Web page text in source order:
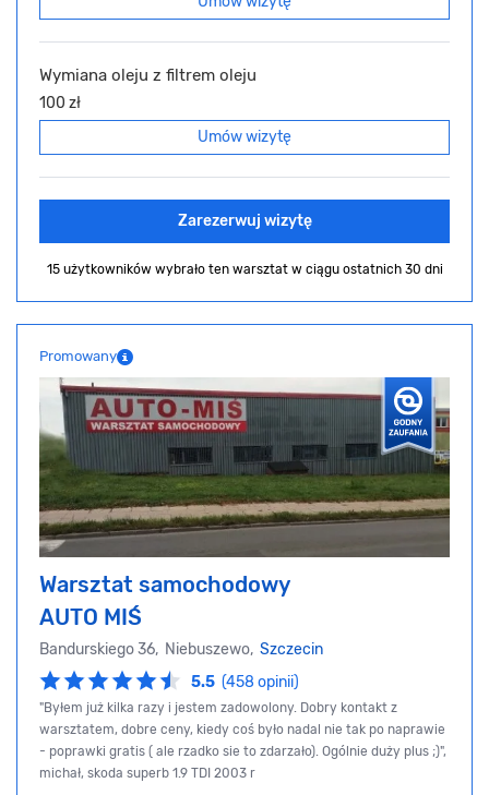
Wymiana oleju z filtrem oleju
100 zł
Umów wizytę
Zarezerwuj wizytę
15 użytkowników wybrało ten warsztat w ciągu ostatnich 30 dni
Promowany
Warsztat samochodowy
AUTO MIŚ
Bandurskiego 36, Niebuszewo, Szczecin
5.5 (458 opinii)
"Byłem już kilka razy i jestem zadowolony. Dobry kontakt z
warsztatem, dobre ceny, kiedy coś było nadal nie tak po naprawie
- poprawki gratis ( ale rzadko sie to zdarzało). Ogólnie duży plus ;)",
michał, skoda superb 1.9 TDI 2003 r